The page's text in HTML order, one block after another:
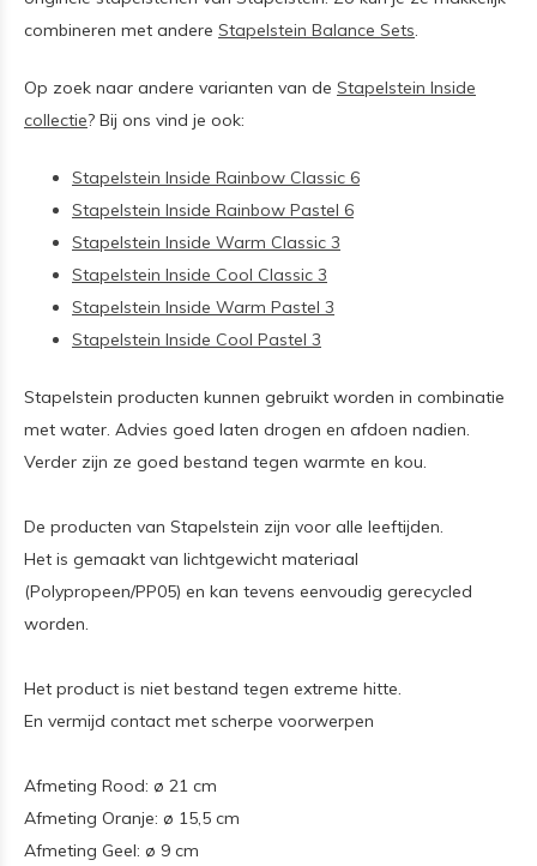
combineren met andere Stapelstein Balance Sets.
Op zoek naar andere varianten van de Stapelstein Inside
collectie? Bij ons vind je ook:
Stapelstein Inside Rainbow Classic 6
Stapelstein Inside Rainbow Pastel 6
Stapelstein Inside Warm Classic 3
Stapelstein Inside Cool Classic 3
Stapelstein Inside Warm Pastel 3
Stapelstein Inside Cool Pastel 3
Stapelstein producten kunnen gebruikt worden in combinatie
met water. Advies goed laten drogen en afdoen nadien.
Verder zijn ze goed bestand tegen warmte en kou.
De producten van Stapelstein zijn voor alle leeftijden.
Het is gemaakt van lichtgewicht materiaal
(Polypropeen/PP05) en kan tevens eenvoudig gerecycled
worden.
Het product is niet bestand tegen extreme hitte.
En vermijd contact met scherpe voorwerpen
Afmeting Rood: ø 21 cm
Afmeting Oranje: ø 15,5 cm
Afmeting Geel: ø 9 cm